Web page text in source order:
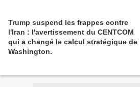
Trump suspend les frappes contre
l'Iran : l'avertissement du CENTCOM
qui a changé le calcul stratégique de
Washington.